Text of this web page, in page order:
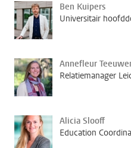
Ben Kuipers
Universitair
Annefleur
Relatiemanager
Alicia Slooff
Education